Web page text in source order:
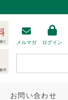
メルマガ ログイン
お問い合わせ